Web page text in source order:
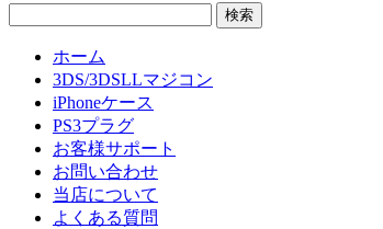
ホーム
3DS/3DSLLマジコン
iPhoneケース
PS3プラグ
お客様サポート
お問い合わせ
当店について
よくある質問